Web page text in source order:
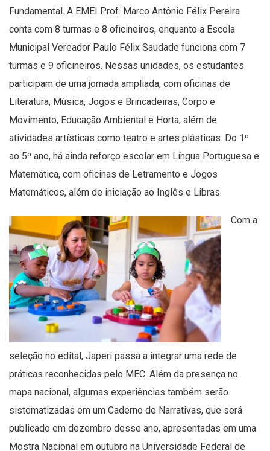
Fundamental. A EMEI Prof. Marco Antônio Félix Pereira
conta com 8 turmas e 8 oficineiros, enquanto a Escola
Municipal Vereador Paulo Félix Saudade funciona com 7
turmas e 9 oficineiros. Nessas unidades, os estudantes
participam de uma jornada ampliada, com oficinas de
Literatura, Música, Jogos e Brincadeiras, Corpo e
Movimento, Educação Ambiental e Horta, além de
atividades artísticas como teatro e artes plásticas. Do 1º
ao 5º ano, há ainda reforço escolar em Língua Portuguesa e
Matemática, com oficinas de Letramento e Jogos
Matemáticos, além de iniciação ao Inglês e Libras.
Com a
seleção no edital, Japeri passa a integrar uma rede de
práticas reconhecidas pelo MEC. Além da presença no
mapa nacional, algumas experiências também serão
sistematizadas em um Caderno de Narrativas, que será
publicado em dezembro desse ano, apresentadas em uma
Mostra Nacional em outubro na Universidade Federal de